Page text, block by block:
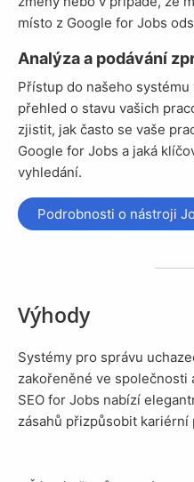
místo z Google for Jobs
Analýza a podávání
Přístup do našeho systému vám umožní mít neustálý
přehled o stavu vašich
zjistit, jak často se vaše
Google for Jobs a jaká
vyhledání.
Podrobnosti o nástroji
Výhody
Systémy pro správu uchazečů jsou často hluboce
zakořeněné ve
SEO for Jobs nabízí
zásahů přizpůsobit